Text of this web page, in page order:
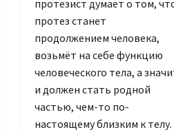
протезист думает о том,
протез станет
продолжением человека,
возьмёт на себе функцию
человеческого тела, а
и должен стать родной
частью, чем-то по-
настоящему близким к телу.